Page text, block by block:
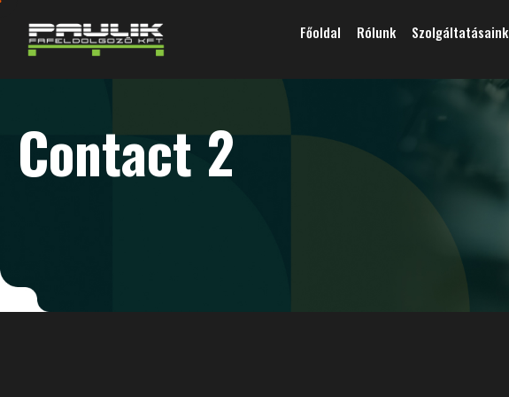
Főoldal Rólunk Szolgáltatásaink
Contact 2